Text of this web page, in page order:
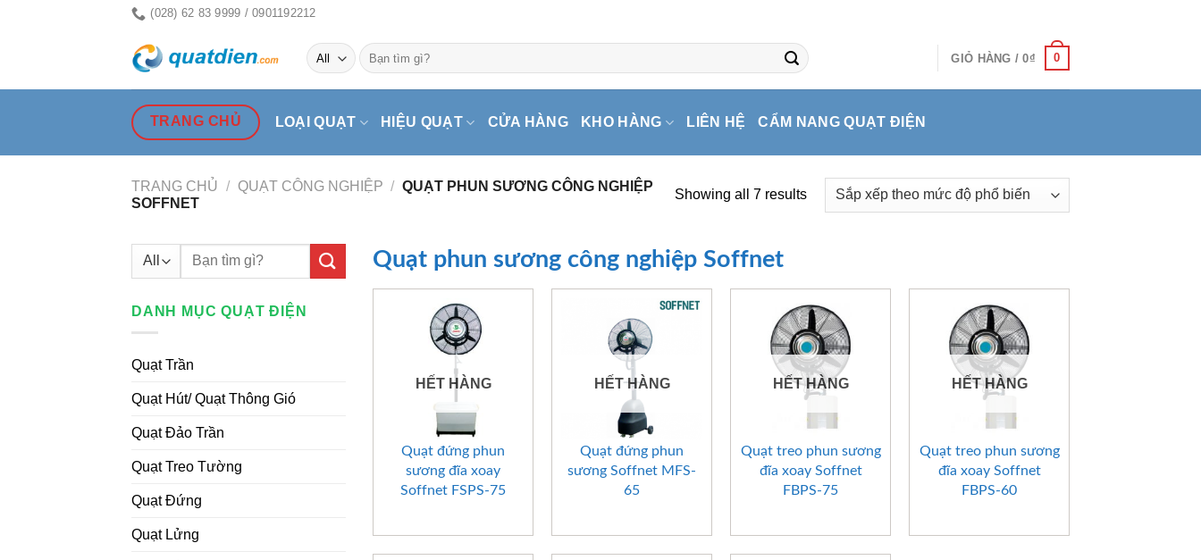
(028) 62 83 9999 / 0901192212
Tìm
kiếm:
GIỎ HÀNG /0₫ 0
TRANG CHỦ LOẠI QUẠT HIỆU QUẠT CỬA HÀNG KHO HÀNG LIÊN HỆ CẨM NANG QUẠT ĐIỆN
TRANG CHỦ / QUẠT CÔNG NGHIỆP / QUẠT PHUN SƯƠNG CÔNG NGHIỆP
SOFFNET
Showing all 7 results
Tìm
DANH MỤC QUẠT ĐIỆN
Quạt Trần
Quạt Hút/ Quạt Thông Gió
Quạt Đảo Trần
Quạt Treo Tường
Quạt Đứng
Quạt Lửng
Quạt phun sương công nghiệp Soffnet
HẾT HÀNG
Quạt đứng phun
sương đĩa xoay
Soffnet FSPS-75
HẾT HÀNG
Quạt đứng phun
sương Soffnet MFS-
65
HẾT HÀNG
Quạt treo phun sương
đĩa xoay Soffnet
FBPS-75
HẾT HÀNG
Quạt treo phun sương
đĩa xoay Soffnet
FBPS-60